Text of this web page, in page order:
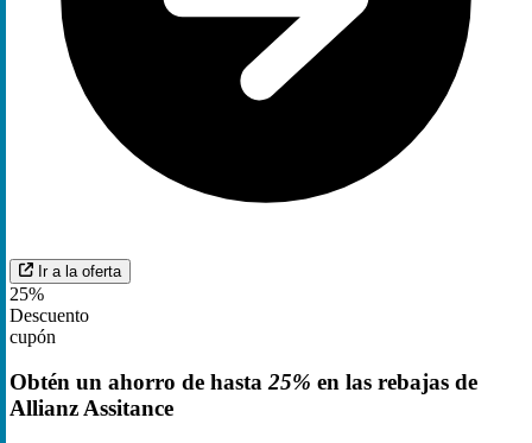
Ir a la oferta
25%
Descuento
cupón
Obtén un ahorro de hasta25% en las rebajas de
Allianz Assitance